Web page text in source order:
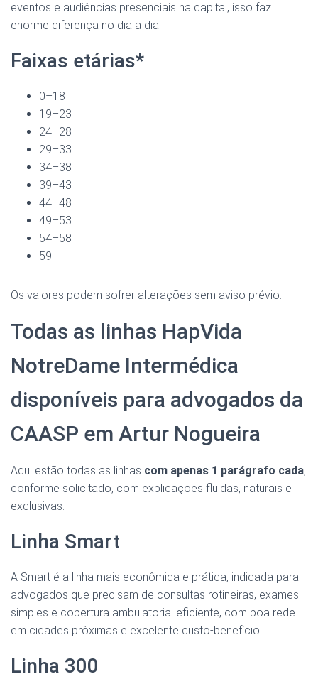
eventos e audiências presenciais na capital, isso faz
enorme diferença no dia a dia.
Faixas etárias*
0–18
19–23
24–28
29–33
34–38
39–43
44–48
49–53
54–58
59+
Os valores podem sofrer alterações sem aviso prévio.
Todas as linhas HapVida
NotreDame Intermédica
disponíveis para advogados da
CAASP em Artur Nogueira
Aqui estão todas as linhas com apenas 1 parágrafo cada,
conforme solicitado, com explicações fluidas, naturais e
exclusivas.
Linha Smart
A Smart é a linha mais econômica e prática, indicada para
advogados que precisam de consultas rotineiras, exames
simples e cobertura ambulatorial eficiente, com boa rede
em cidades próximas e excelente custo-benefício.
Linha 300